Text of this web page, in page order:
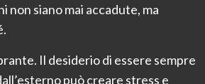
siano mai accadute, ma
Il desiderio di essere sempre
può creare stress e